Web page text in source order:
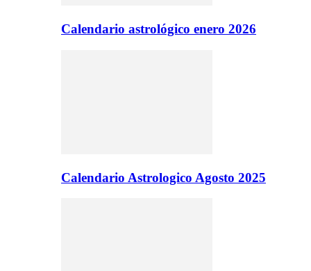
Calendario astrológico enero 2026
Calendario Astrologico Agosto 2025